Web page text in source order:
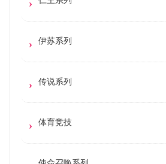
伊苏系列
传说系列
体育竞技